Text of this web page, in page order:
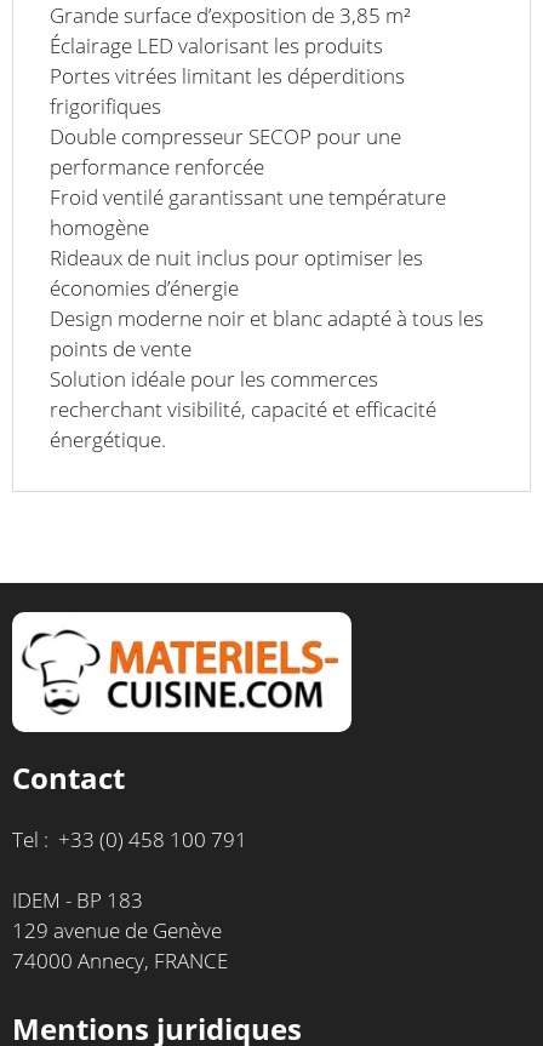
Grande surface d’exposition de 3,85 m²
Éclairage LED valorisant les produits
Portes vitrées limitant les déperditions
frigorifiques
Double compresseur SECOP pour une
performance renforcée
Froid ventilé garantissant une température
homogène
Rideaux de nuit inclus pour optimiser les
économies d’énergie
Design moderne noir et blanc adapté à tous les
points de vente
Solution idéale pour les commerces
recherchant visibilité, capacité et efficacité
énergétique.
Contact
Tel : +33 (0) 458 100 791
IDEM - BP 183
129 avenue de Genève
74000 Annecy, FRANCE
Mentions juridiques